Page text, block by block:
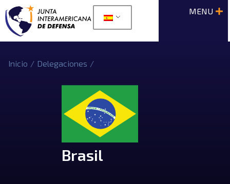
Inicio / Delegaciones /
Brasil